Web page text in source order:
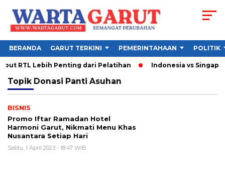
BERANDA GARUT TERKINI PEMERINTAHAAN POLITIK
RTL Lebih Penting dari Pelatihan Indonesia vs
Topik Donasi Panti Asuhan
BISNIS
Promo Iftar Ramadan Hotel
Harmoni Garut, Nikmati Menu Khas
Nusantara Setiap Hari
Sabtu, 1 April 2023 - 18:47 WIB